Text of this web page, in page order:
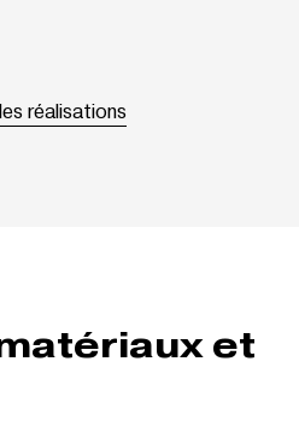
réalisations
et